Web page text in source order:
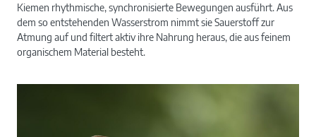
Kiemen rhythmische, synchronisierte Bewegungen ausführt. Aus
dem so entstehenden Wasserstrom nimmt sie Sauerstoff zur
Atmung auf und filtert aktiv ihre Nahrung heraus, die aus feinem
organischem Material besteht.